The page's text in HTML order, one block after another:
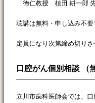
徳仁教授 植田 耕一郎
聴講は無料・申し込み不要
定員になり次第締め切り
口腔がん個別相談 （
立川市歯科医師会では、